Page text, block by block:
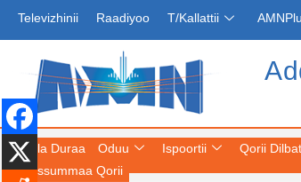
Televizhinii Raadiyoo T/Kallattii
Fuula Duraa Oduu Ispoortii Qorii
Keessummaa Qorii